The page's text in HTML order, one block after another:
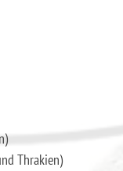
Thrakien)